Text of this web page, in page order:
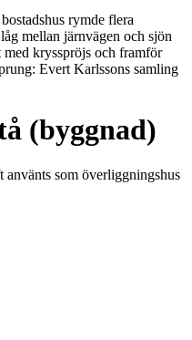
rymde flera
mellan järnvägen och sjön
krysspröjs och framför
Evert Karlssons samling
(byggnad)
som överliggningshus